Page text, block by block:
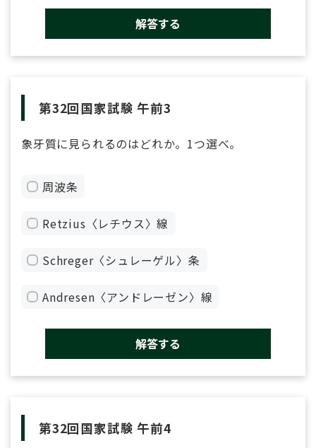
解答する
第32回国家試験 午前3
象牙質に見られるのはどれか。1つ選べ。
周波条
Retzius〈レチウス〉線
Schreger〈シュレーゲル〉条
Andresen〈アンドレーゼン〉線
解答する
第32回国家試験 午前4